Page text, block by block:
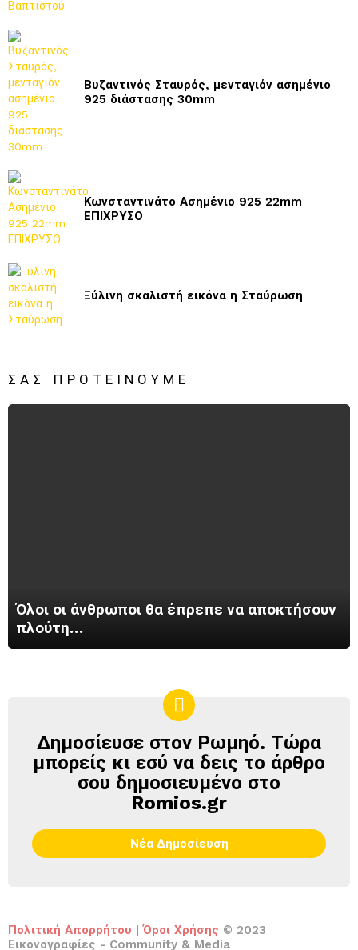
Βυζαντινός Σταυρός, μενταγιόν ασημένιο
925 διάστασης 30mm
Κωνσταντινάτο Ασημένιο 925 22mm
ΕΠΙΧΡΥΣΟ
Ξύλινη σκαλιστή εικόνα η Σταύρωση
ΣΑΣ ΠΡΟΤΕΊΝΟΥΜΕ
Όλοι οι άνθρωποι θα έπρεπε να αποκτήσουν
πλούτη…
ΔΗΜΟΣΊΕΥΣΕ
ΣΤΟΝ
ΡΩΜΗΌ
Δημοσίευσε στον Ρωμηό. Τώρα
μπορείς κι εσύ να δεις το άρθρο
σου δημοσιευμένο στο
Romios.gr
Νέα Δημοσίευση
Πολιτική Απορρήτου | Όροι Χρήσης © 2023
Εικονογραφίες - Community & Media